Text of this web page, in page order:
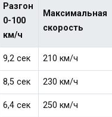
Разгон
0-100
км/ч
Максимальная
скорость
9,2 сек 210 км/ч
8,5 сек 230 км/ч
6,4 сек 250 км/ч